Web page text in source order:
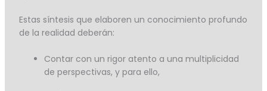
Estas síntesis que elaboren un conocimiento profundo
de la realidad deberán:
Contar con un rigor atento a una multiplicidad
de perspectivas, y para ello,